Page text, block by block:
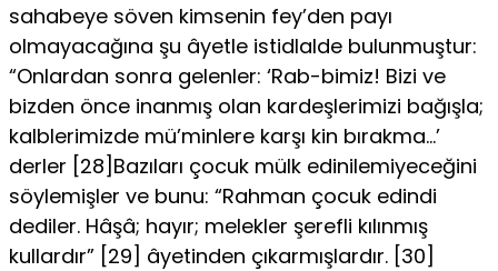
sahabeye söven kimsenin fey’den payı
olmayacağına şu âyetle istidlalde bulunmuştur:
“Onlardan sonra gelenler: ‘Rab-bimiz! Bizi ve
bizden önce inanmış olan kardeşlerimizi bağışla;
kalblerimizde mü’minlere karşı kin bırakma…’
derler [28]Bazıları çocuk mülk edinilemiyeceğini
söylemişler ve bunu: “Rahman çocuk edindi
dediler. Hâşâ; hayır; melekler şerefli kılınmış
kullardır” [29] âyetinden çıkarmışlardır. [30]